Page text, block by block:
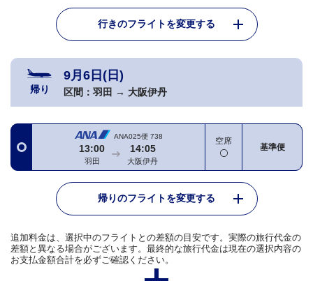
行きのフライトを変更する
帰り
9月6日(日)
区間： 羽田 → 大阪伊丹
ANA025便 738
13:00
羽田
14:05
大阪伊丹
空席
基準便
帰りのフライトを変更する
追加料金は、選択中のフライトとの差額の目安です。実際の旅行代金の
差額と異なる場合がございます。最終的な旅行代金は現在の選択内容の
お支払金額合計を必ずご確認ください。